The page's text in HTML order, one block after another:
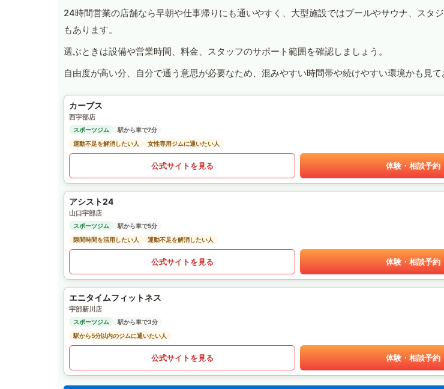
24時間営業の店舗なら早朝や仕事帰りにも通いやすく、大型施設ではプールやサウナ、スタ
もあります。
選ぶときは設備や営業時間、料金、スタッフのサポート範囲を確認しましょう。
自由度が高い分、自分で通う意思が必要なため、混みやすい時間帯や続けやすい環境かも見て
カーブス
西宇部店
スポーツジム
駅から車で7分
運動不足を解消したい人
女性専用ジムに通いたい人
公式サイトを見る 体験・相談予約
アシスト24
山口宇部店
スポーツジム
駅から車で5分
隙間時間を活用したい人
運動不足を解消したい人
公式サイトを見る 体験・相談予約
エニタイムフィットネス
宇部新川店
スポーツジム
駅から車で3分
駅から5分以内のジムに通いたい人
公式サイトを見る 体験・相談予約